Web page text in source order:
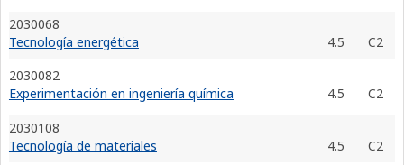
2030068
Tecnología energética
4.5
C2
2030082
Experimentación en ingeniería química
4.5
C2
2030108
Tecnología de materiales
4.5 C2